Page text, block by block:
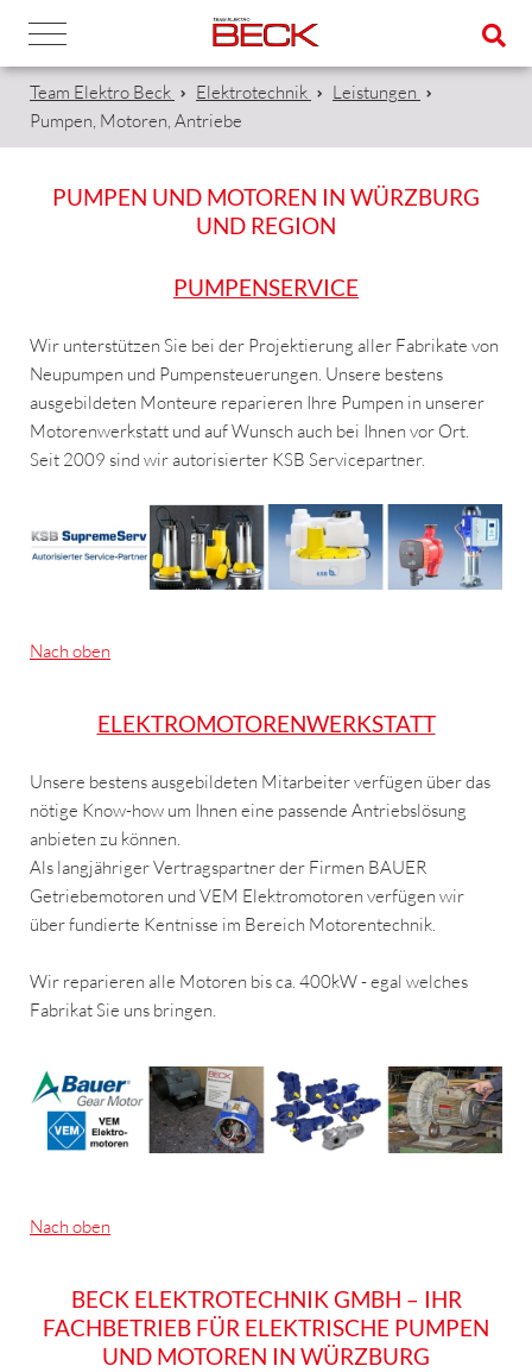
Team Elektro Beck Elektrotechnik
Leistungen
Pumpen, Motoren, Antriebe
PUMPEN UND MOTOREN IN WÜRZBURG
UND REGION
PUMPENSERVICE
Wir unterstützen Sie bei der Projektierung aller Fabrikate von
Neupumpen und Pumpensteuerungen. Unsere bestens
ausgebildeten Monteure reparieren Ihre Pumpen in unserer
Motorenwerkstatt und auf Wunsch auch bei Ihnen vor Ort.
Seit 2009 sind wir autorisierter KSB Servicepartner.
Nach oben
ELEKTROMOTORENWERKSTATT
Unsere bestens ausgebildeten Mitarbeiter verfügen über das
nötige Know-how um Ihnen eine passende Antriebslösung
anbieten zu können.
Als langjähriger Vertragspartner der Firmen BAUER
Getriebemotoren und VEM Elektromotoren verfügen wir
über fundierte Kentnisse im Bereich Motorentechnik.
Wir reparieren alle Motoren bis ca. 400kW - egal welches
Fabrikat Sie uns bringen.
Nach oben
BECK ELEKTROTECHNIK GMBH – IHR
FACHBETRIEB FÜR ELEKTRISCHE PUMPEN
UND MOTOREN IN WÜRZBURG